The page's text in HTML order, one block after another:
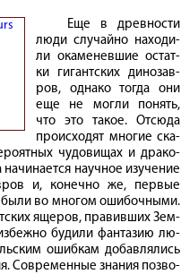
Еще в древ­но­сти
лю­ди слу­чай­но нахо­ди­
ли ока­ме­нев­шие остат­
ки ги­гант­ских ди­но­зав­
ров, од­на­ко то­гда они
еще не мог­ли по­нять,
что это та­кое. От­сюда
проис­хо­дят мно­гие ска­
чу­до­ви­щах и дра­ко­
на­чи­на­ется науч­ное изу­че­ние
и, ко­неч­но же, пер­вые
бы­ли во мно­гом оши­боч­ны­ми.
яще­ров, пра­вив­ших Зем­
бу­ди­ли фан­та­зию лю­
ошиб­кам до­бав­ля­лись
Со­вре­мен­ные зна­ния поз­во­